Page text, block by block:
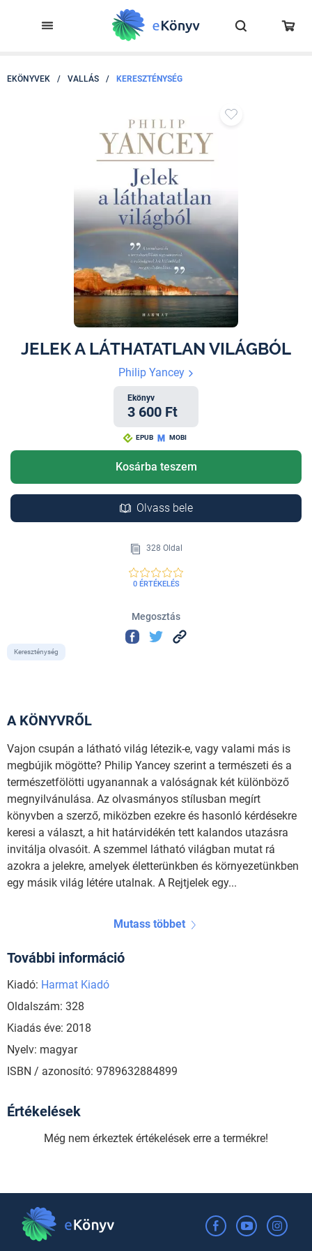
EKÖNYVEK / VALLÁS / KERESZTÉNYSÉG
JELEK A LÁTHATATLAN VILÁGBÓL
Philip Yancey
Ekönyv
3 600 Ft
EPUB MOBI
Kosárba teszem
Olvass bele
328 Oldal
0 ÉRTÉKELÉS
Megosztás
Kereszténység
A KÖNYVRŐL
Vajon csupán a látható világ létezik-e, vagy valami más is
megbújik mögötte? Philip Yancey szerint a természeti és a
természetfölötti ugyanannak a valóságnak két különböző
megnyilvánulása. Az olvasmányos stílusban megírt
könyvben a szerző, miközben ezekre és hasonló kérdésekre
keresi a választ, a hit határvidékén tett kalandos utazásra
invitálja olvasóit. A szemmel látható világban mutat rá
azokra a jelekre, amelyek életterünkben és környezetünkben
egy másik világ létére utalnak. A Rejtjelek egy...
Mutass többet
További információ
Kiadó: Harmat Kiadó
Oldalszám: 328
Kiadás éve: 2018
Nyelv: magyar
ISBN / azonosító: 9789632884899
Értékelések
Még nem érkeztek értékelések erre a termékre!